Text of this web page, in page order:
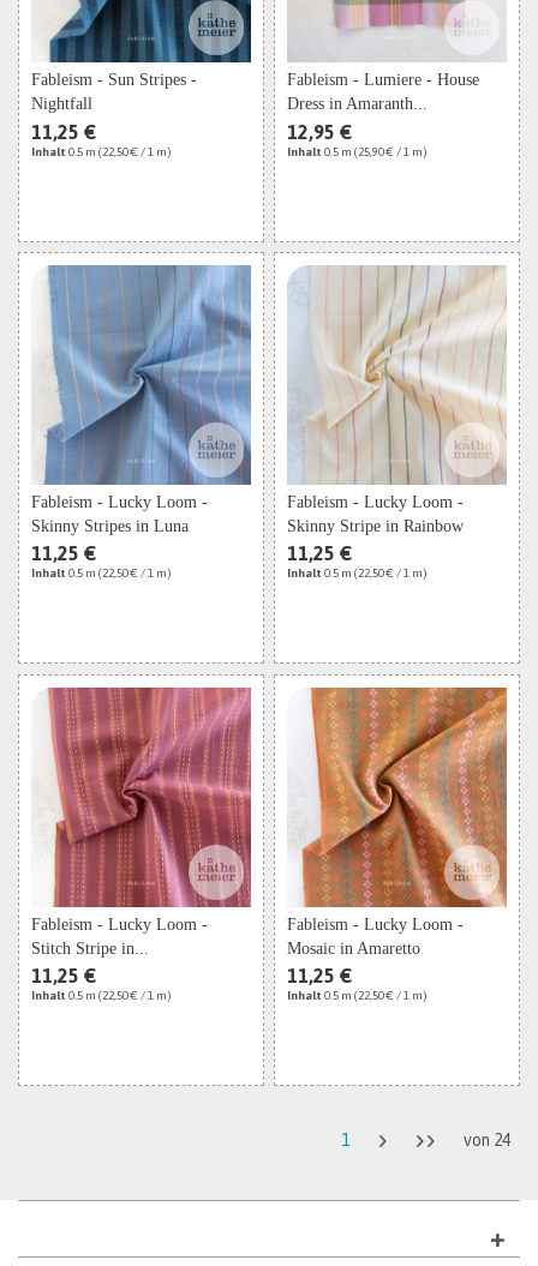
Fableism - Sun Stripes -
Nightfall
11,25 €
Inhalt0.5 m(22,50 € / 1 m)
Fableism - Lumiere - House
Dress in Amaranth...
12,95 €
Inhalt0.5 m(25,90 € / 1 m)
Fableism - Lucky Loom -
Skinny Stripes in Luna
11,25 €
Inhalt0.5 m(22,50 € / 1 m)
Fableism - Lucky Loom -
Skinny Stripe in Rainbow
11,25 €
Inhalt0.5 m(22,50 € / 1 m)
Fableism - Lucky Loom -
Stitch Stripe in...
11,25 €
Inhalt0.5 m(22,50 € / 1 m)
Fableism - Lucky Loom -
Mosaic in Amaretto
11,25 €
Inhalt0.5 m(22,50 € / 1 m)
1 von 24